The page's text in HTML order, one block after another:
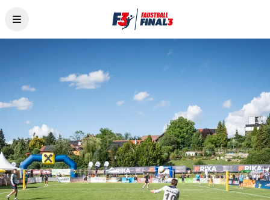
Teams
Livestream
Anreise
Aktionen
Programmheft